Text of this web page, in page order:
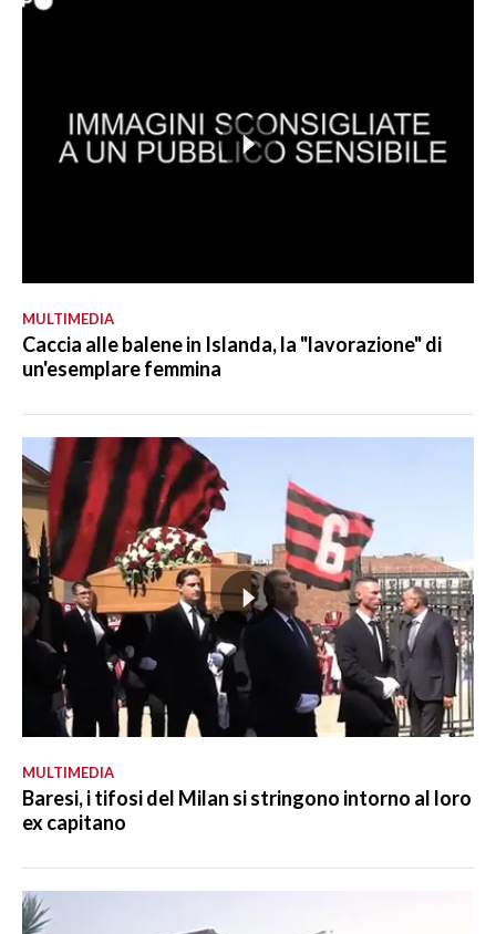
MULTIMEDIA
Caccia alle balene in Islanda, la "lavorazione" di
un'esemplare femmina
MULTIMEDIA
Baresi, i tifosi del Milan si stringono intorno al loro
ex capitano